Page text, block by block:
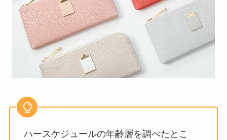
ハースケジュールの年齢層を調べたとこ